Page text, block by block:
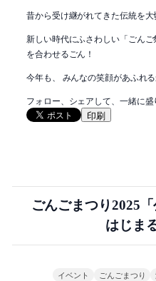
昔から受け継がれてきた伝統を大
新しい時代にふさわしい「ごん
を合わせるごん！
今年も、 みんなの笑顔があふれ
フォロー、シェアして、一緒に盛
印刷
ごんごまつり2025
はじま
イベント ごんごまつり